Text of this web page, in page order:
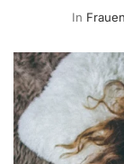
In